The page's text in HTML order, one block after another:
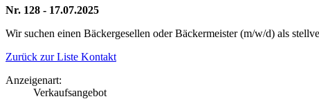
Nr. 128 - 17.07.2025
Wir suchen einen Bäckergesellen oder Bäckermeister (m/w/d) als
Zurück zur Liste Kontakt
Anzeigenart:
Verkaufsangebot